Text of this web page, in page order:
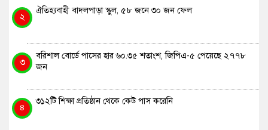
২
ঐতিহ্যবাহী বাদলপাড়া স্কুল, ৫৮ জনে ৩০ জন ফেল
৩
বরিশাল বোর্ডে পাসের হার ৬০.৩৫ শতাংশ, জিপিএ-৫ পেয়েছে ২৭৭৮
জন
৪
৩১২টি শিক্ষা প্রতিষ্ঠান থেকে কেউ পাস করেনি